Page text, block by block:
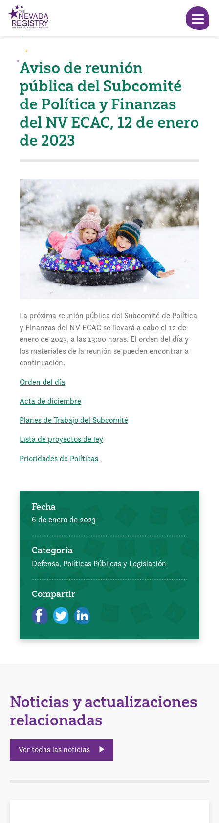
Aviso de reunión
pública del Subcomité
de Política y Finanzas
del NV ECAC, 12 de enero
de 2023
La próxima reunión pública del Subcomité de Política
y Finanzas del NV ECAC se llevará a cabo el 12 de
enero de 2023, a las 13:00 horas. El orden del día y
los materiales de la reunión se pueden encontrar a
continuación.
Orden del día
Acta de diciembre
Planes de Trabajo del Subcomité
Lista de proyectos de ley
Prioridades de Políticas
Fecha
6 de enero de 2023
Categoría
Defensa, Políticas Públicas y Legislación
Compartir
Noticias y actualizaciones
relacionadas
Ver todas las noticias